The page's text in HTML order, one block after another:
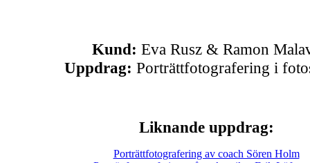
Kund: Eva Rusz & Ramon
Uppdrag: Porträttfotografering i
Liknande uppdrag:
Porträttfotografering av coach Sören Holm